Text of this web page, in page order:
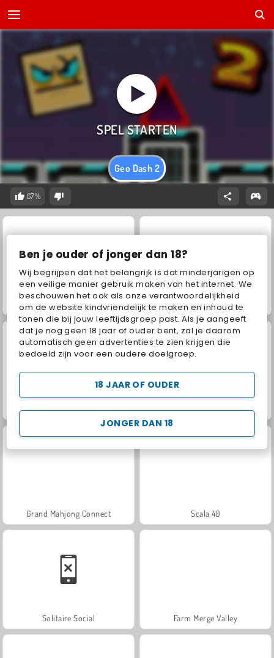
Ben je ouder of jonger dan 18?
Wij begrijpen dat het belangrijk is dat minderjarigen op
een veilige manier gebruik maken van het internet. We
beschouwen het ook als onze verantwoordelijkheid
om de website kindvriendelijk te maken en inhoud te
tonen die bij jouw leeftijdsgroep past. Als je aangeeft
dat je nog geen 18 jaar of ouder bent, zal je daarom
automatisch geen advertenties te zien krijgen die
bedoeld zijn voor een oudere doelgroep.
JONGER DAN 18
18 JAAR OF OUDER
Geo Dash 2
67%
Trollface Quest: USA 2 Jewel Garden Story
Masha and the Bear: Meadows Juice Merge
Grand Mahjong Connect Scala 40
Solitaire Social Farm Merge Valley